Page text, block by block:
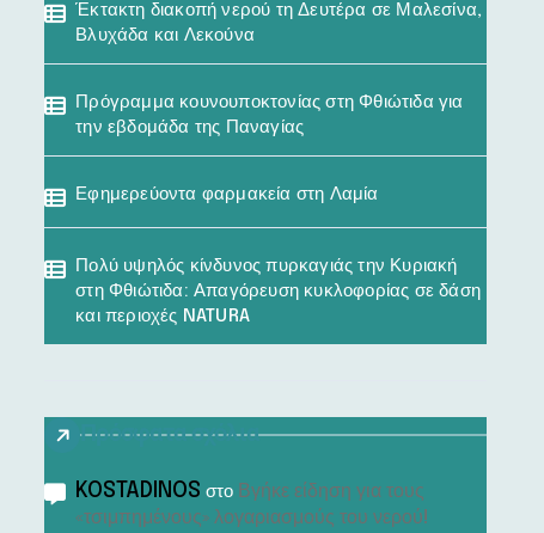
Έκτακτη διακοπή νερού τη Δευτέρα σε Μαλεσίνα,
Βλυχάδα και Λεκούνα
Πρόγραμμα κουνουποκτονίας στη Φθιώτιδα για
την εβδομάδα της Παναγίας
Εφημερεύοντα φαρμακεία στη Λαμία
Πολύ υψηλός κίνδυνος πυρκαγιάς την Κυριακή
στη Φθιώτιδα: Απαγόρευση κυκλοφορίας σε δάση
και περιοχές NATURA
Πρόσφατα σχόλια
KOSTADINOS στο Βγήκε είδηση για τους
«τσιμπημένους» λογαριασμούς του νερού!